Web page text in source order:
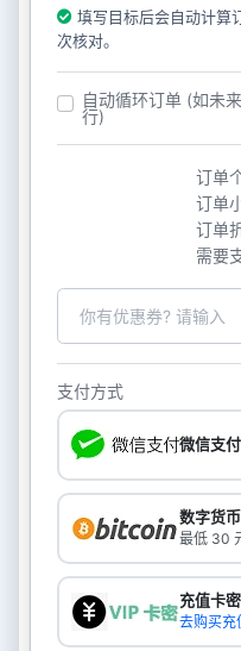
填写目标后会自动计算
次核对。
自动循环订单 (如未
行)
订单
订单
订单
需要
支付方式
微信支付
数字货币
最低 30
充值卡密
去购买充